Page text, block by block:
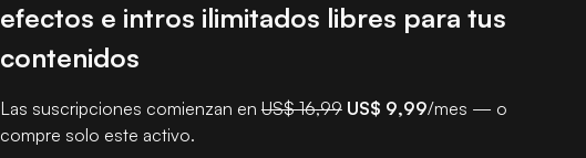
efectos e intros ilimitados libres para tus
contenidos
Las suscripciones comienzan enUS$ 16,99 US$ 9,99/mes — o
compre solo este activo.